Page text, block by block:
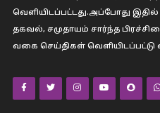
வெளியிடப்பட்டது.அப்போது
தகவல், சமுதாயம் சார்ந்த
வகை செய்திகள் வெளியிடப்பட்டு